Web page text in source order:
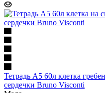
Тетрадь А5 60л клетка
сердечки Bruno Visconti